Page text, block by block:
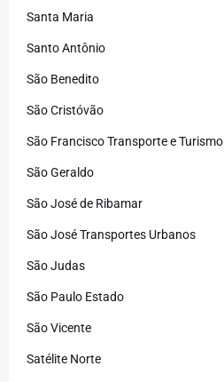
Santa Maria
Santo Antônio
São Benedito
São Cristóvão
São Francisco Transporte e Turismo
São Geraldo
São José de Ribamar
São José Transportes Urbanos
São Judas
São Paulo Estado
São Vicente
Satélite Norte